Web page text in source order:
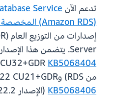
تدعم الآنService
(Amazon RDS) المخصصة لـ SQL Server
CU32+GDRKB5068404
من RDS) وSQL Server 2022 CU21+GDR
KB5068406 (الإصدار 16.00.4222.2.v1 من RDS).